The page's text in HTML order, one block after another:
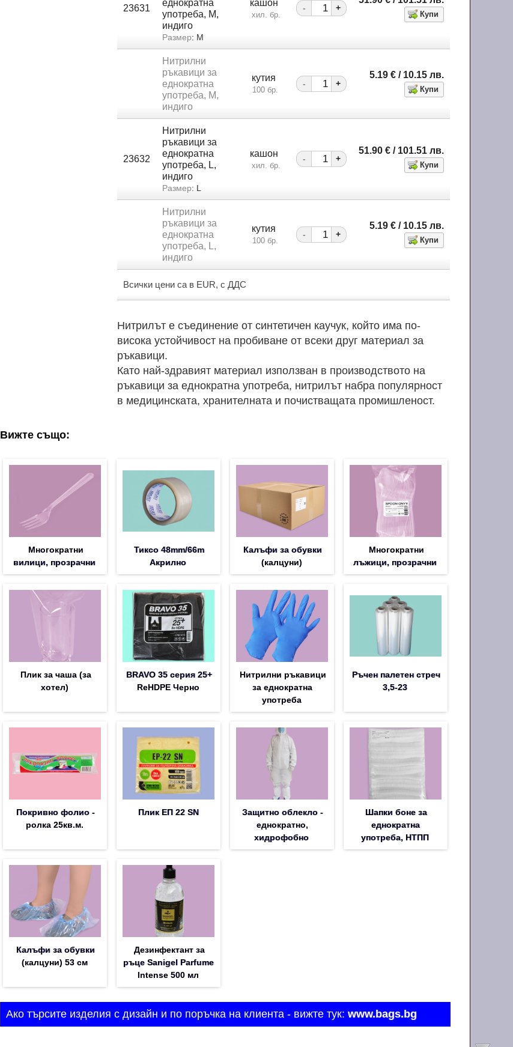
23631
еднократна
употреба, M,
индиго
Размер: M
кашон
хил. бр.
- +
Нитрилни
ръкавици за
еднократна
употреба, M,
индиго
кутия
100 бр.
- +
5.19€ / 10.15лв.
23632
Нитрилни
ръкавици за
еднократна
употреба, L,
индиго
Размер: L
кашон
хил. бр.
- +
51.90€ / 101.51лв.
Нитрилни
ръкавици за
еднократна
употреба, L,
индиго
кутия
100 бр.
- +
5.19€ / 10.15лв.
Всички цени са в EUR, с ДДС
Нитрилът е съединение от синтетичен каучук, който има по-
висока устойчивост на пробиване от всеки друг материал за
ръкавици.
Като най-здравият материал използван в производството на
ръкавици за еднократна употреба, нитрилът набра популярност
в медицинската, хранителната и почистващата промишленост.
Вижте също:
Многократни
вилици, прозрачни
Тиксо 48mm/66m
Акрилно
Калъфи за обувки
(калцуни)
Многократни
лъжици, прозрачни
Плик за чашa (за
хотел)
BRAVO 35 серия 25+
ReНDPE Черно
Нитрилни ръкавици
за еднократна
употреба
Ръчен палетен стреч
3,5-23
Покривно фолио -
ролка 25кв.м.
Плик EП 22 SN
Защитно облекло -
еднократно,
хидрофобно
Шапки боне за
еднократна
употреба, НТПП
Калъфи за обувки
(калцуни) 53 см
Дезинфектант за
ръце Sanigel Parfume
Intense 500 мл
Ако търсите изделия с дизайн и по поръчка на клиента - вижте тук:www.bags.bg